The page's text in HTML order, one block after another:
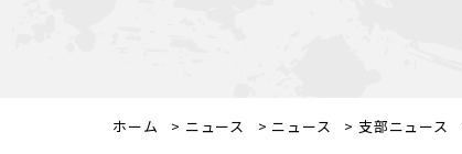
ホーム > ニュース > ニュース > 支部ニュース